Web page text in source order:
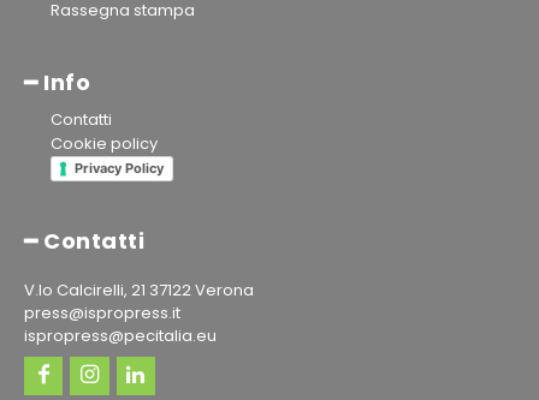
Rassegna stampa
━ Info
Contatti
Cookie policy
Privacy Policy
━ Contatti
V.lo Calcirelli, 21 37122 Verona
press@ispropress.it
ispropress@pecitalia.eu